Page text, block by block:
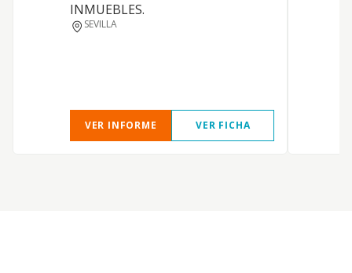
INMUEBLES.
SEVILLA
VER INFORME VER FICHA